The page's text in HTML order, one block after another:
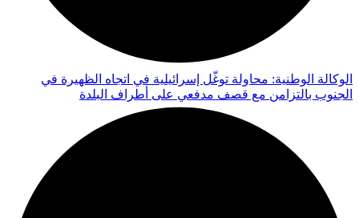
الوكالة الوطنية: محاولة توغّل إسرائيلية في اتجاه الظهيرة في
الجنوب بالتزامن مع قصف مدفعي على أطراف البلدة